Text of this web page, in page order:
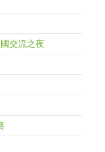
交流之夜